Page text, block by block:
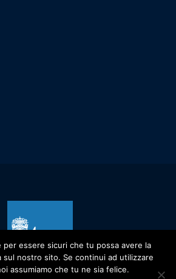
per essere sicuri che tu possa avere la
sul nostro sito. Se continui ad utilizzare
assumiamo che tu ne sia felice.